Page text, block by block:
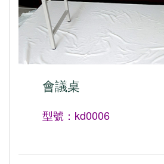
會議桌
型號：kd0006